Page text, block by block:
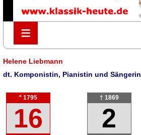
≡
≡
Helene Liebmann
dt. Komponistin, Pianistin und Sängerin
* 1795
16
† 1869
2